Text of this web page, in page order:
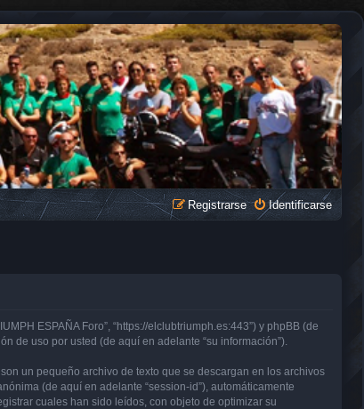
Identificarse
Registrarse
ESPAÑA Foro”, “https://elclubtriumph.es:443”) y phpBB (de
de uso por usted (de aquí en adelante “su información”).
un pequeño archivo de texto que se descargan en los archivos
(de aquí en adelante “session-id”), automáticamente
cuales han sido leídos, con objeto de optimizar su